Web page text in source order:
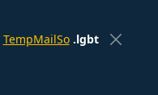
TempMailSo .lgbt